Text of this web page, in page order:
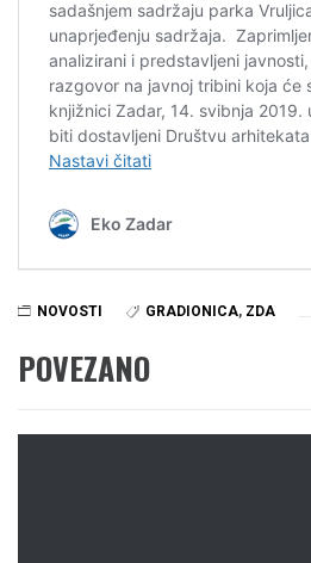
NOVOSTI GRADIONICA, ZDA
POVEZANO